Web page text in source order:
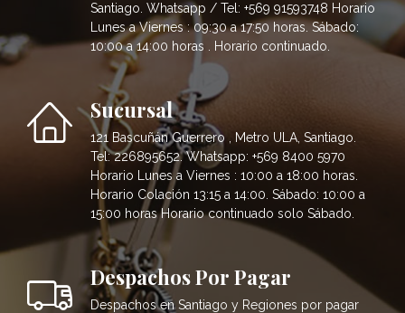
Santiago. Whatsapp / Tel: +569 91593748 Horario
Lunes a Viernes : 09:30 a 17:50 horas. Sábado:
10:00 a 14:00 horas . Horario continuado.
Sucursal
121 Bascuñán Guerrero , Metro ULA, Santiago.
Tel: 226895652. Whatsapp: +569 8400 5970
Horario Lunes a Viernes : 10:00 a 18:00 horas.
Horario Colación 13:15 a 14:00. Sábado: 10:00 a
15:00 horas Horario continuado solo Sábado.
Despachos Por Pagar
Despachos en Santiago y Regiones por pagar